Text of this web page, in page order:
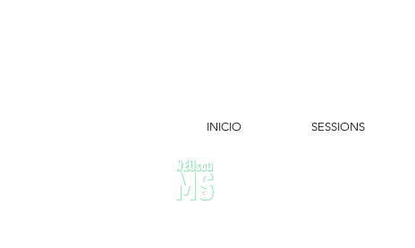
INICIO SESSIONS